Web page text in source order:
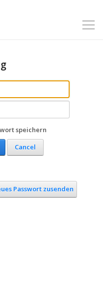
speichern
Cancel
Passwort zusenden